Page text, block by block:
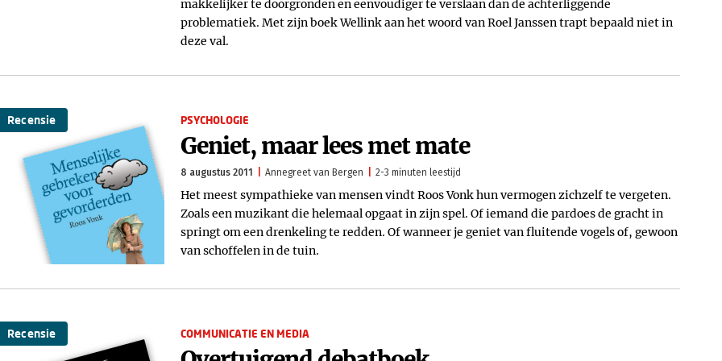
makkelijker te doorgronden en eenvoudiger te verslaan dan de achterliggende
problematiek. Met zijn boek Wellink aan het woord van Roel Janssen trapt bepaald niet in
deze val.
Recensie PSYCHOLOGIE
Geniet, maar lees met mate
8 augustus 2011 Annegreet van Bergen 2-3 minuten leestijd
Het meest sympathieke van mensen vindt Roos Vonk hun vermogen zichzelf te vergeten.
Zoals een muzikant die helemaal opgaat in zijn spel. Of iemand die pardoes de gracht in
springt om een drenkeling te redden. Of wanneer je geniet van fluitende vogels of, gewoon
van schoffelen in de tuin.
Recensie COMMUNICATIE EN MEDIA